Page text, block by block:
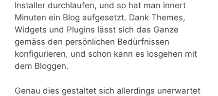
Installer durchlaufen, und so hat man innert
Minuten ein Blog aufgesetzt. Dank Themes,
Widgets und Plugins lässt sich das Ganze
gemäss den persönlichen Bedürfnissen
konfigurieren, und schon kann es losgehen mit
dem Bloggen.
Genau dies gestaltet sich allerdings unerwartet